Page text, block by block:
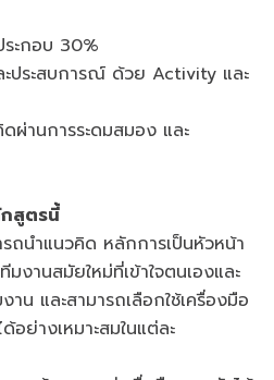
ะกอบ 30%
ประสบการณ์ ด้วย Activity และ
ผ่านการระดมสมอง และ
กสูตรนี้
ถนำแนวคิด หลักการเป็นหัวหน้า
งานสมัยใหม่ที่เข้าใจตนเองและ
น และสามารถเลือกใช้เครื่องมือ
อย่างเหมาะสมในแต่ละ